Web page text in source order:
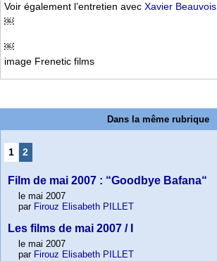
Voir également l’entretien avec Xavier Beauvois
￼
￼
image Frenetic films
Dans la même rubrique
1 2
Film de mai 2007 : “Goodbye Bafana“
le mai 2007
par Firouz Elisabeth PILLET
Les films de mai 2007 / I
le mai 2007
par Firouz Elisabeth PILLET